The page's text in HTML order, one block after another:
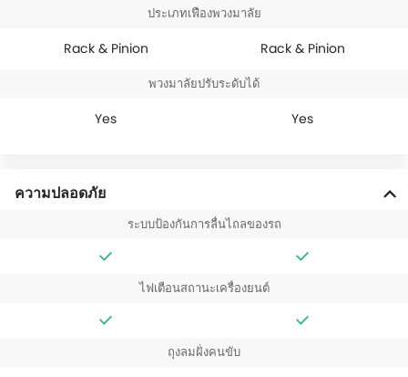
ประเภทเฟืองพวงมาลัย
Rack & Pinion Rack & Pinion
พวงมาลัยปรับระดับได้
Yes Yes
ความปลอดภัย
ระบบป้องกันการลื่นไถลของรถ
ไฟเตือนสถานะเครื่องยนต์
ถุงลมฝั่งคนขับ